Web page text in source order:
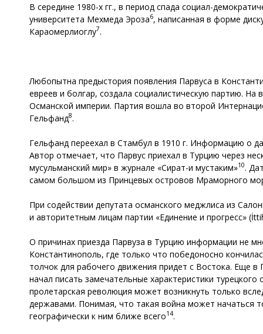
В середине 1980-х гг., в период спада социал-
университета Мехмеда Эроза6, написанная в форме
Караомерлиоглу7.
Любопытна предыстория появления Парвуса в
евреев и болгар, создала социалистическую партию.
Османской империи. Партия вошла во второй
Гельфанд8.
Гельфанд переехал в Стамбул в 1910 г. Информацию о
Автор отмечает, что Парвус приехал в Турцию через
мусульманский мир» в журнале «Сират-и мустаким»10.
самом большом из Принцевых островов Мраморного
При содействии депутата османского меджлиса из
и авторитетным лицам партии «Единение и прогресс»
О причинах приезда Парвуза в Турцию информации не
Константинополь, где только что победоносно
толчок для рабочего движения придет с Востока. Еще
начал писать замечательные характеристики
пролетарская революция может возникнуть только
державами. Понимая, что такая война может начаться
географически к ним ближе всего14.